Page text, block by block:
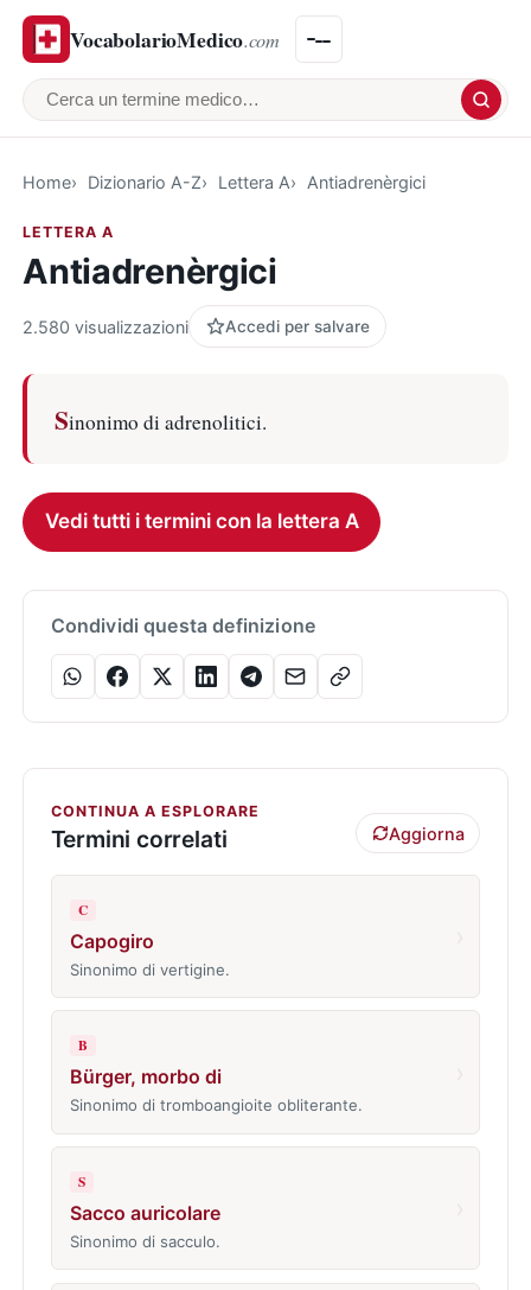
VocabolarioMedico.com
Cerca un termine medico
Home Dizionario A-Z Lettera A Antiadrenèrgici
LETTERA A
Antiadrenèrgici
2.580 visualizzazioni Accedi per salvare
Sinonimo di adrenolitici.
Vedi tutti i termini con la lettera A
Condividi questa definizione
CONTINUA A ESPLORARE
Termini correlati Aggiorna
C
Capogiro
Sinonimo di vertigine.
B
Bürger, morbo di
Sinonimo di tromboangioite obliterante.
S
Sacco auricolare
Sinonimo di sacculo.